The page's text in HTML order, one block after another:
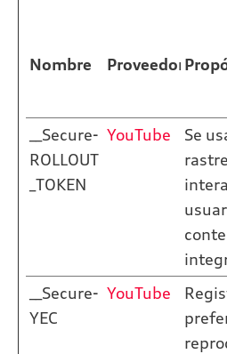
Nombre Proveedor
__Secure-
ROLLOUT
_TOKEN
YouTube
Se
__Secure-
YEC
YouTube